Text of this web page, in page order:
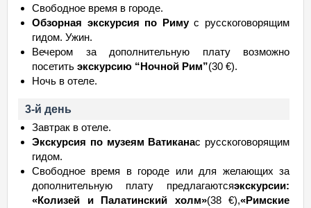
Свободное время в городе.
Обзорная экскурсия по Римус русскоговорящим
гидом. Ужин.
Вечером за дополнительную плату возможно
посетить экскурсию “Ночной Рим”(30 €).
Ночь в отеле.
3-й день
Завтрак в отеле.
Экскурсия по музеям Ватиканас русскоговорящим
гидом.
Свободное время в городе или для желающих за
дополнительную плату предлагаютсяэкскурсии:
«Колизей и Палатинский холм»(38 €),«Римские